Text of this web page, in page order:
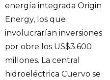
energía integrada Origin
Energy, los que
involucrarían inversiones
por obre los US$3.600
millones. La central
hidroeléctrica Cuervo se